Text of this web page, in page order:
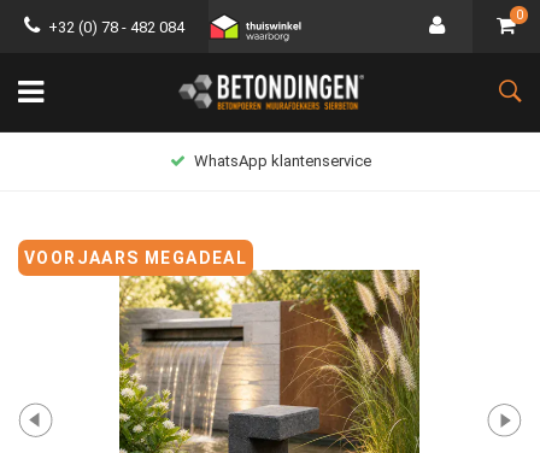
+32 (0) 78 - 482 084
0
Lage verzendkosten
VOORJAARS MEGADEAL